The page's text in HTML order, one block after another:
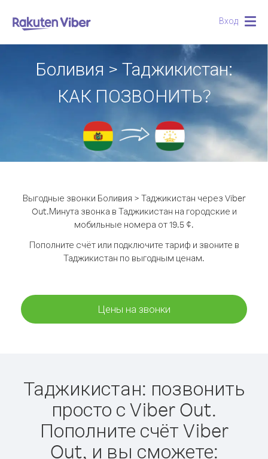
Вход
Боливия > Таджикистан:
КАК ПОЗВОНИТЬ?
Выгодные звонки Боливия > Таджикистан через Viber
Out.Минута звонка в Таджикистан на городские и
мобильные номера от 19.5 ¢.
Пополните счёт или подключите тариф и звоните в
Таджикистан по выгодным ценам.
Цены на звонки
Таджикистан: позвонить
просто с Viber Out.
Пополните счёт Viber
Out, и вы сможете: